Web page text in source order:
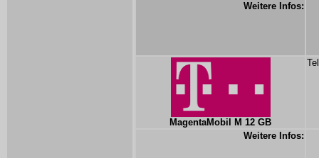
Weitere Infos:
MagentaMobil M 12 GB
Weitere Infos: